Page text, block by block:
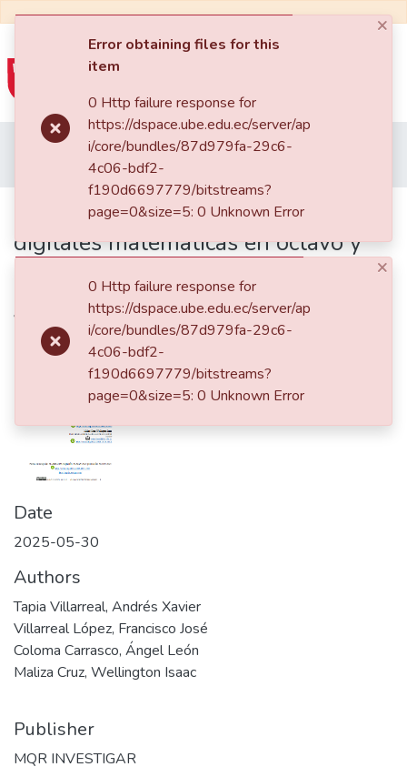
Communities
All of DSpace
Home Postgrado
Artículos Científicos
La integración de aplicaciones
digitales matemáticas en octavo y
acelerada del Instituto Tecnológico
Vicente Fierro
Date
2025-05-30
Authors
Tapia Villarreal, Andrés Xavier
Villarreal López, Francisco José
Coloma Carrasco, Ángel León
Maliza Cruz, Wellington Isaac
Publisher
MQR INVESTIGAR
×
Error obtaining files for this
item
0 Http failure response for
https://dspace.ube.edu.ec/server/ap
i/core/bundles/87d979fa-29c6-
4c06-bdf2-
f190d6697779/bitstreams?
page=0&size=5: 0 Unknown Error
×
0 Http failure response for
https://dspace.ube.edu.ec/server/ap
i/core/bundles/87d979fa-29c6-
4c06-bdf2-
f190d6697779/bitstreams?
page=0&size=5: 0 Unknown Error